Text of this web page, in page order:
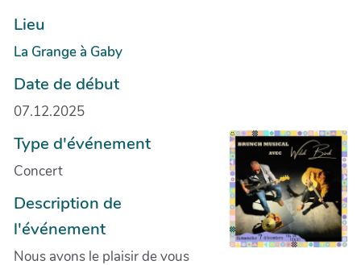
Lieu
La Grange à Gaby
Date de début
07.12.2025
Type d'événement
Concert
Description de
l'événement
Nous avons le plaisir de vous